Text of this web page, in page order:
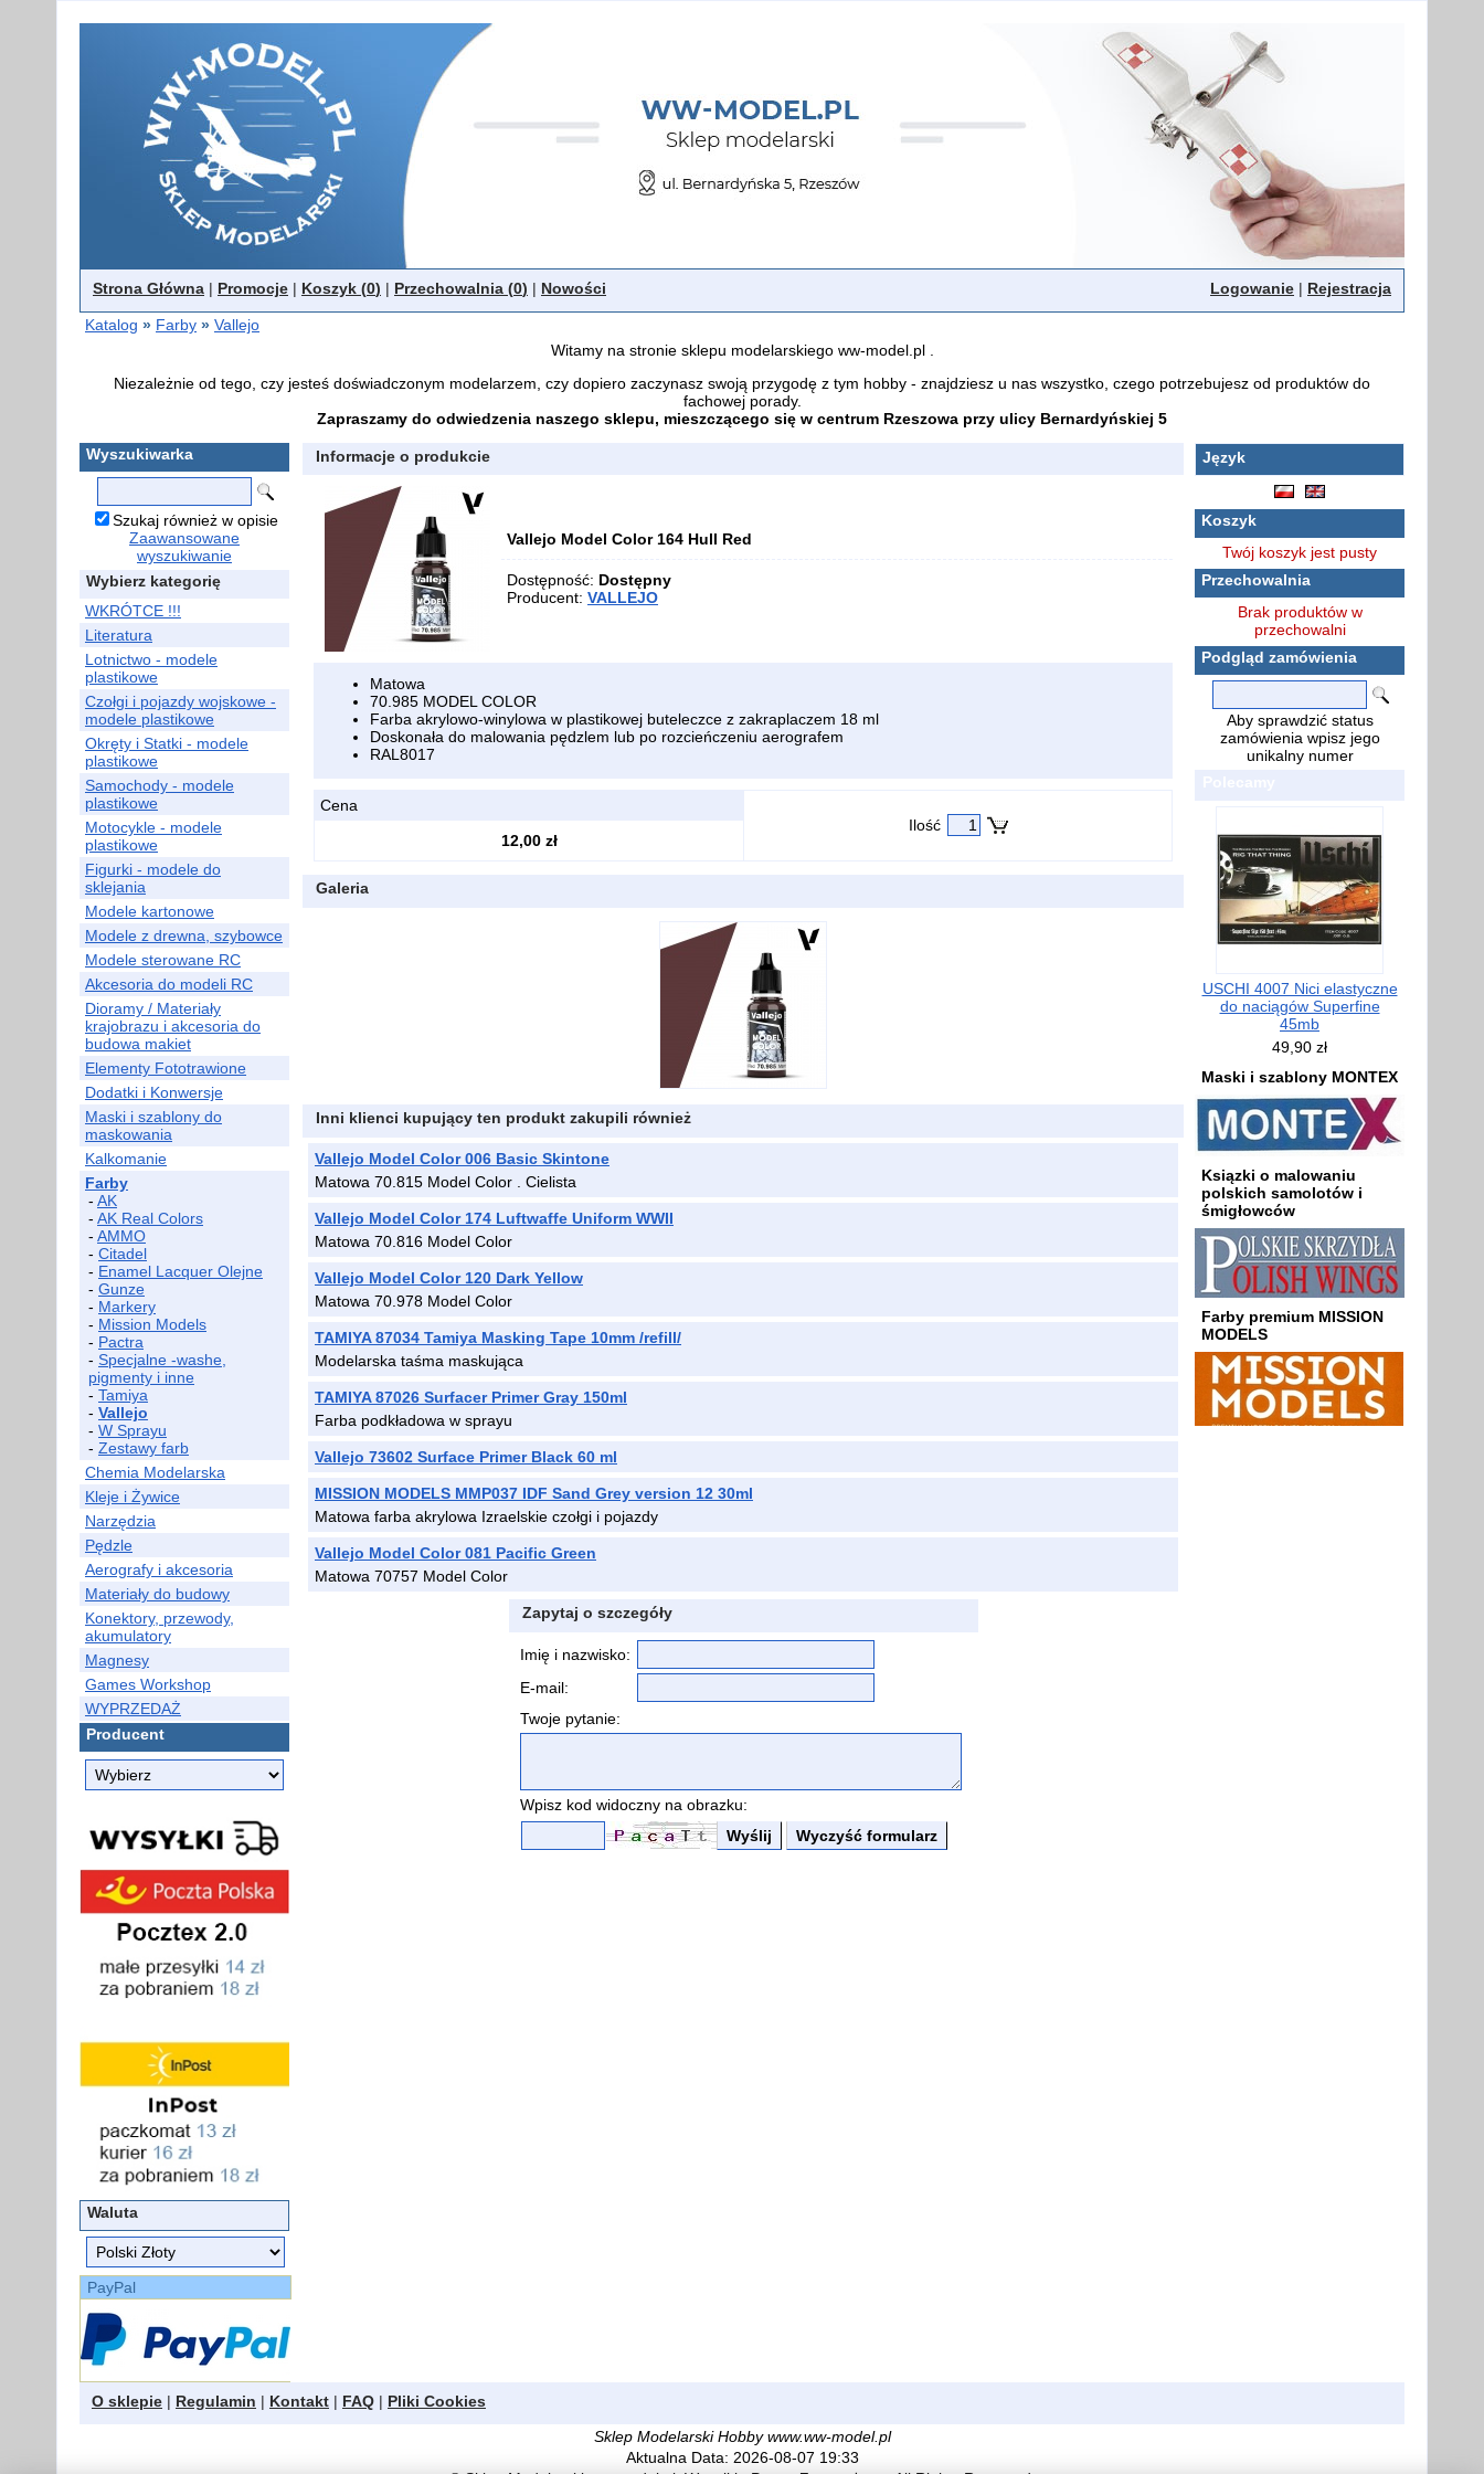
Strona Główna | Promocje | Koszyk (0) | Przechowalnia (0) | Nowości Logowanie | Rejestracja
Katalog » Farby » Vallejo
Witamy na stronie sklepu modelarskiego ww-model.pl .
Niezależnie od tego, czy jesteś doświadczonym modelarzem, czy dopiero zaczynasz swoją przygodę z tym hobby - znajdziesz u nas wszystko, czego potrzebujesz od produktów do
fachowej porady.
Zapraszamy do odwiedzenia naszego sklepu, mieszczącego się w centrum Rzeszowa przy ulicy Bernardyńskiej 5
Wyszukiwarka
Szukaj również w opisie
Zaawansowane
wyszukiwanie
Wybierz kategorię
WKRÓTCE !!!
Literatura
Lotnictwo - modele
plastikowe
Czołgi i pojazdy wojskowe -
modele plastikowe
Okręty i Statki - modele
plastikowe
Samochody - modele
plastikowe
Motocykle - modele
plastikowe
Figurki - modele do
sklejania
Modele kartonowe
Modele z drewna, szybowce
Modele sterowane RC
Akcesoria do modeli RC
Dioramy / Materiały
krajobrazu i akcesoria do
budowa makiet
Elementy Fototrawione
Dodatki i Konwersje
Maski i szablony do
maskowania
Kalkomanie
Farby
- AK
- AK Real Colors
- AMMO
- Citadel
- Enamel Lacquer Olejne
- Gunze
- Markery
- Mission Models
- Pactra
- Specjalne -washe,
pigmenty i inne
- Tamiya
- Vallejo
- W Sprayu
- Zestawy farb
Chemia Modelarska
Kleje i Żywice
Narzędzia
Pędzle
Aerografy i akcesoria
Materiały do budowy
Konektory, przewody,
akumulatory
Magnesy
Games Workshop
WYPRZEDAŻ
Producent
Waluta
PayPal
Informacje o produkcie
Vallejo Model Color 164 Hull Red
Dostępność: Dostępny
Producent: VALLEJO
Matowa
70.985 MODEL COLOR
Farba akrylowo-winylowa w plastikowej buteleczce z zakraplaczem 18 ml
Doskonała do malowania pędzlem lub po rozcieńczeniu aerografem
RAL8017
Cena
Ilość
12,00 zł
Galeria
Inni klienci kupujący ten produkt zakupili również
Vallejo Model Color 006 Basic Skintone
Matowa 70.815 Model Color . Cielista
Vallejo Model Color 174 Luftwaffe Uniform WWII
Matowa 70.816 Model Color
Vallejo Model Color 120 Dark Yellow
Matowa 70.978 Model Color
TAMIYA 87034 Tamiya Masking Tape 10mm /refill/
Modelarska taśma maskująca
TAMIYA 87026 Surfacer Primer Gray 150ml
Farba podkładowa w sprayu
Vallejo 73602 Surface Primer Black 60 ml
MISSION MODELS MMP037 IDF Sand Grey version 12 30ml
Matowa farba akrylowa Izraelskie czołgi i pojazdy
Vallejo Model Color 081 Pacific Green
Matowa 70757 Model Color
Zapytaj o szczegóły
Imię i nazwisko:
E-mail:
Twoje pytanie:
Wpisz kod widoczny na obrazku:
Język
Koszyk
Twój koszyk jest pusty
Przechowalnia
Brak produktów w
przechowalni
Podgląd zamówienia
Aby sprawdzić status
zamówienia wpisz jego
unikalny numer
USCHI 4007 Nici elastyczne
do naciągów Superfine
45mb
49,90 zł
Maski i szablony MONTEX
Ksiązki o malowaniu
polskich samolotów i
śmigłowców
Farby premium MISSION
MODELS
O sklepie | Regulamin | Kontakt | FAQ | Pliki Cookies
Sklep Modelarski Hobby www.ww-model.pl
Aktualna Data: 2026-08-07 19:33